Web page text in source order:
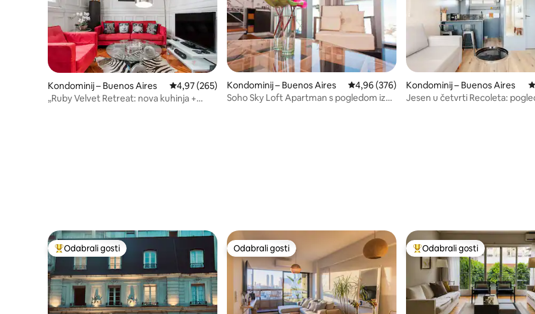
Kondominij – Buenos Aires Prosječna ocjena: 4,97/5, recenzija: 265
4,97 (265)
„Ruby Velvet Retreat: nova kuhinja +
Kondominij – Buenos Aires Prosječna ocjena: 4,96/5, recenzija: 376
4,96 (376)
Soho Sky Loft Apartman s pogledom iz
Kondominij – Buenos Aires
Jesen u četvrti Recoleta:
Među najviše rangiranima s oznakom „Odabrali gosti”
Odabrali gosti Odabrali gosti
Odabrali gosti Među najviše rangiranima s
Odabrali gosti